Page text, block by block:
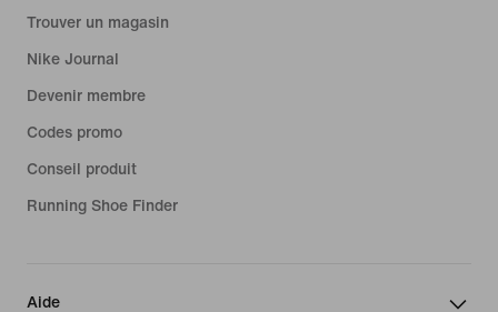
Trouver un magasin
Nike Journal
Devenir membre
Codes promo
Conseil produit
Running Shoe Finder
Aide